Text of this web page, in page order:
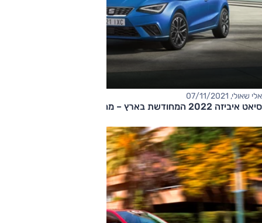
אלי שאולי, 07/11/2021
סיאט איביזה 2022 המחודשת בארץ – מחיר החל מ-97,000 שקלים